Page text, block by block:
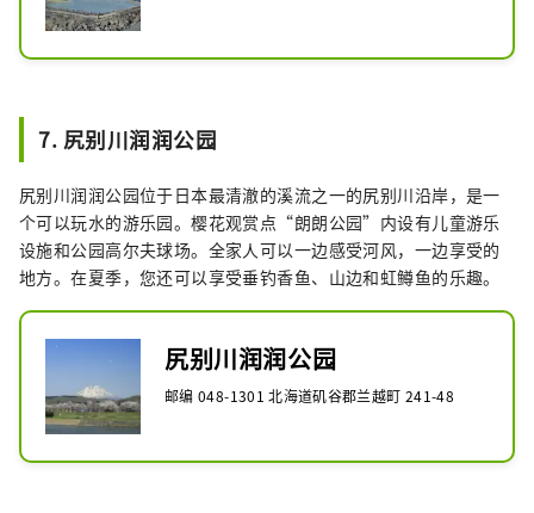
7. 尻别川润润公园
尻别川润润公园位于日本最清澈的溪流之一的尻别川沿岸，是一
个可以玩水的游乐园。樱花观赏点“朗朗公园”内设有儿童游乐
设施和公园高尔夫球场。全家人可以一边感受河风，一边享受的
地方。在夏季，您还可以享受垂钓香鱼、山边和虹鳟鱼的乐趣。
尻别川润润公园
邮编 048-1301 北海道矶谷郡兰越町 241-48